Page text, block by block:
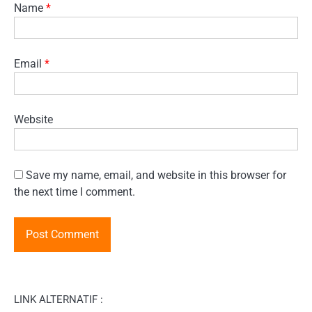
Name *
Email *
Website
Save my name, email, and website in this browser for
the next time I comment.
LINK ALTERNATIF :